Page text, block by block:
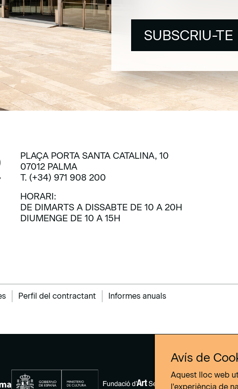
SUBSCRIU-TE
PLAÇA PORTA SANTA CATALINA, 10
07012 PALMA
T. (+34) 971 908 200
HORARI:
DE DIMARTS A DISSABTE DE 10 A 20H
DIUMENGE DE 10 A 15H
Perfil del contractant Informes anuals
Avís de
Aquest lloc web
l'experiència de